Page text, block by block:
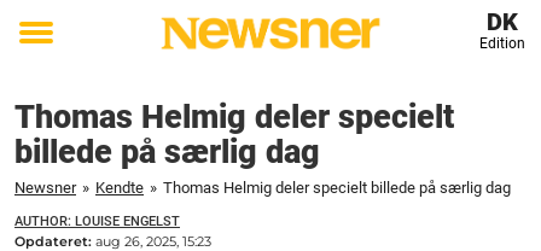
Toggle
DK
Edition
Thomas Helmig deler specielt
billede på særlig dag
Newsner » Kendte » Thomas Helmig deler specielt billede på særlig dag
AUTHOR: LOUISE ENGELST
Opdateret: aug 26, 2025, 15:23